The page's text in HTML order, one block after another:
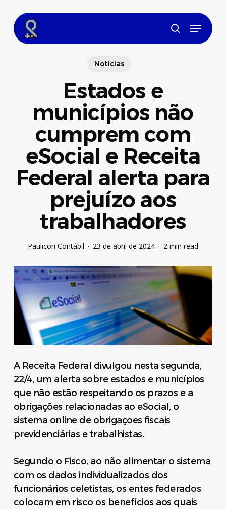
main
content
search
Menu
Notícias
Estados e
municípios não
cumprem com
eSocial e Receita
Federal alerta para
prejuízo aos
trabalhadores
Paulicon Contábil 23 de abril de 2024 2 min read
A Receita Federal divulgou nesta segunda,
22/4, um alerta sobre estados e municípios
que não estão respeitando os prazos e a
obrigações relacionadas ao eSocial, o
sistema online de obrigaçoes fiscais
previdenciárias e trabalhistas.
Segundo o Fisco, ao não alimentar o sistema
com os dados individualizados dos
funcionários celetistas, os entes federados
colocam em risco os benefícios aos quais